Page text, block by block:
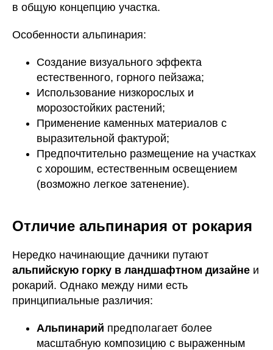
в общую концепцию участка.
Особенности альпинария:
Создание визуального эффекта
естественного, горного пейзажа;
Использование низкорослых и
морозостойких растений;
Применение каменных материалов с
выразительной фактурой;
Предпочтительно размещение на участках
с хорошим, естественным освещением
(возможно легкое затенение).
Отличие альпинария от рокария
Нередко начинающие дачники путают
альпийскую горку в ландшафтном дизайне и
рокарий. Однако между ними есть
принципиальные различия:
Альпинарий предполагает более
масштабную композицию с выраженным